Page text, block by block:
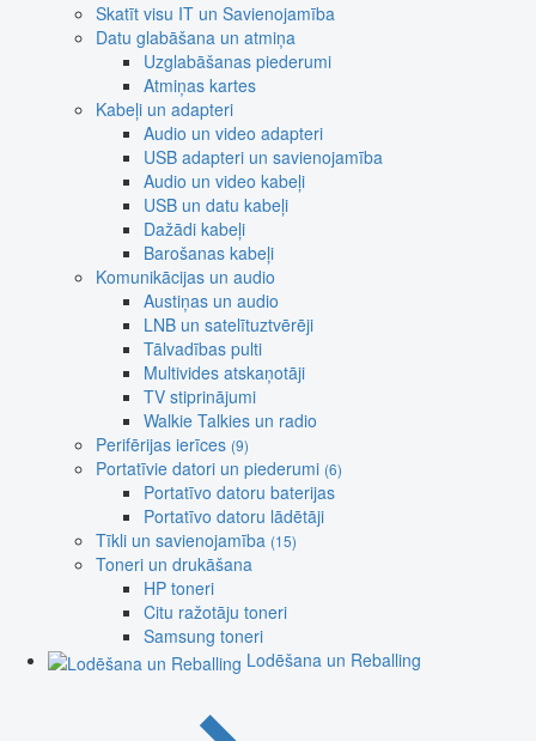
Skatīt visu IT un Savienojamība
Datu glabāšana un atmiņa
Uzglabāšanas piederumi
Atmiņas kartes
Kabeļi un adapteri
Audio un video adapteri
USB adapteri un savienojamība
Audio un video kabeļi
USB un datu kabeļi
Dažādi kabeļi
Barošanas kabeļi
Komunikācijas un audio
Austiņas un audio
LNB un satelītuztvērēji
Tālvadības pulti
Multivides atskaņotāji
TV stiprinājumi
Walkie Talkies un radio
Perifērijas ierīces (9)
Portatīvie datori un piederumi (6)
Portatīvo datoru baterijas
Portatīvo datoru lādētāji
Tīkli un savienojamība (15)
Toneri un drukāšana
HP toneri
Citu ražotāju toneri
Samsung toneri
Lodēšana un Reballing